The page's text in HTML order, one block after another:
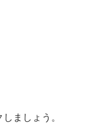
ましょう。